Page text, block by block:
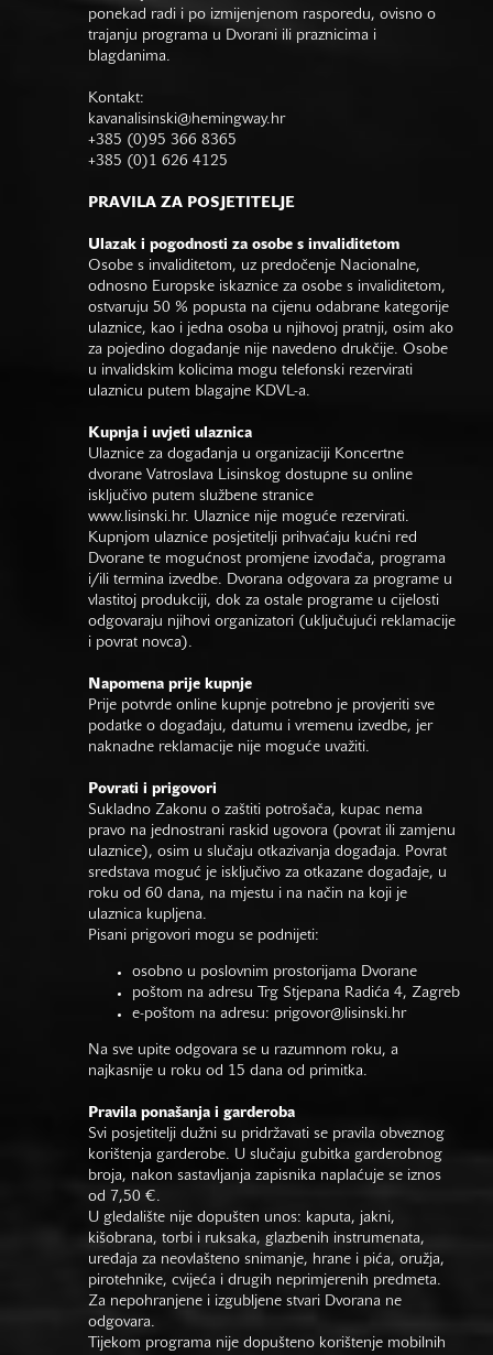
ponekad radi i po izmijenjenom rasporedu, ovisno o
trajanju programa u Dvorani ili praznicima i
blagdanima.
Kontakt:
kavanalisinski@hemingway.hr
+385 (0)95 366 8365
+385 (0)1 626 4125
PRAVILA ZA POSJETITELJE
Ulazak i pogodnosti za osobe s invaliditetom
Osobe s invaliditetom, uz predočenje Nacionalne,
odnosno Europske iskaznice za osobe s invaliditetom,
ostvaruju 50 % popusta na cijenu odabrane kategorije
ulaznice, kao i jedna osoba u njihovoj pratnji, osim ako
za pojedino događanje nije navedeno drukčije. Osobe
u invalidskim kolicima mogu telefonski rezervirati
ulaznicu putem blagajne KDVL-a.
Kupnja i uvjeti ulaznica
Ulaznice za događanja u organizaciji Koncertne
dvorane Vatroslava Lisinskog dostupne su online
isključivo putem službene stranice
www.lisinski.hr. Ulaznice nije moguće rezervirati.
Kupnjom ulaznice posjetitelji prihvaćaju kućni red
Dvorane te mogućnost promjene izvođača, programa
i/ili termina izvedbe. Dvorana odgovara za programe u
vlastitoj produkciji, dok za ostale programe u cijelosti
odgovaraju njihovi organizatori (uključujući reklamacije
i povrat novca).
Napomena prije kupnje
Prije potvrde online kupnje potrebno je provjeriti sve
podatke o događaju, datumu i vremenu izvedbe, jer
naknadne reklamacije nije moguće uvažiti.
Povrati i prigovori
Sukladno Zakonu o zaštiti potrošača, kupac nema
pravo na jednostrani raskid ugovora (povrat ili zamjenu
ulaznice), osim u slučaju otkazivanja događaja. Povrat
sredstava moguć je isključivo za otkazane događaje, u
roku od 60 dana, na mjestu i na način na koji je
ulaznica kupljena.
Pisani prigovori mogu se podnijeti:
osobno u poslovnim prostorijama Dvorane
poštom na adresu Trg Stjepana Radića 4, Zagreb
e-poštom na adresu: prigovor@lisinski.hr
Na sve upite odgovara se u razumnom roku, a
najkasnije u roku od 15 dana od primitka.
Pravila ponašanja i garderoba
Svi posjetitelji dužni su pridržavati se pravila obveznog
korištenja garderobe. U slučaju gubitka garderobnog
broja, nakon sastavljanja zapisnika naplaćuje se iznos
od 7,50 €.
U gledalište nije dopušten unos: kaputa, jakni,
kišobrana, torbi i ruksaka, glazbenih instrumenata,
uređaja za neovlašteno snimanje, hrane i pića, oružja,
pirotehnike, cvijeća i drugih neprimjerenih predmeta.
Za nepohranjene i izgubljene stvari Dvorana ne
odgovara.
Tijekom programa nije dopušteno korištenje mobilnih